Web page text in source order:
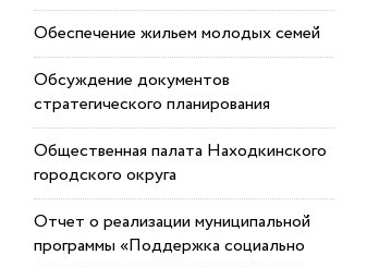
Обеспечение жильем молодых семей
Обсуждение документов
стратегического планирования
Общественная палата Находкинского
городского округа
Отчет о реализации муниципальной
программы «Поддержка социально